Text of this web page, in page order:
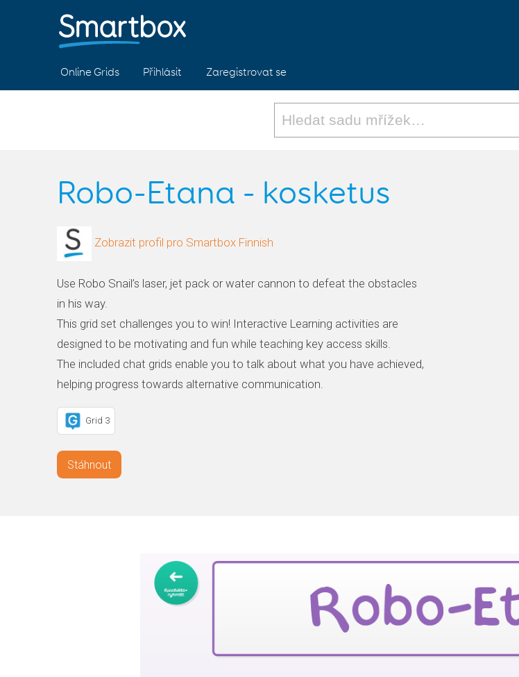
Online Grids Přihlásit Zaregistrovat se
Robo-Etana - kosketus
Zobrazit profil pro Smartbox Finnish
Use Robo Snail’s laser, jet pack or water cannon to defeat the obstacles
in his way.
This grid set challenges you to win! Interactive Learning activities are
designed to be motivating and fun while teaching key access skills.
The included chat grids enable you to talk about what you have achieved,
helping progress towards alternative communication.
Grid 3
Stáhnout